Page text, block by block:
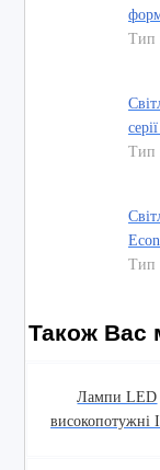
Тип
Тип
Тип
Також Вас
Лампи LED
високопотужні